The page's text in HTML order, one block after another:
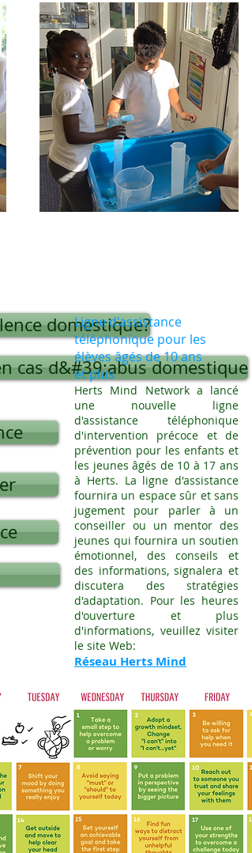
domestique?
cas d&#39;abus domestique
Ligne d'assistance
téléphonique pour les
élèves âgés de 10 ans
et plus
Herts Mind Network a lancé
une nouvelle ligne
d'assistance téléphonique
d'intervention précoce et de
prévention pour les enfants et
les jeunes âgés de 10 à 17 ans
à Herts. La ligne d'assistance
fournira un espace sûr et sans
jugement pour parler à un
conseiller ou un mentor des
jeunes qui fournira un soutien
émotionnel, des conseils et
des informations, signalera et
discutera des stratégies
d'adaptation. Pour les heures
d'ouverture et plus
d'informations, veuillez visiter
le site Web:
Réseau Herts Mind